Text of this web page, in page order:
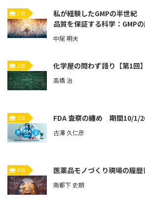
1位
私が経験したGMPの半世紀
品質を保証する科学：GMP
中尾 明夫
2位 化学屋の問わず語り【第1回】
高橋 治
3位 FDA 査察の纏め 期間10/1/
古澤 久仁彦
4位 医薬品モノづくり現場の履歴
南都下 史朗